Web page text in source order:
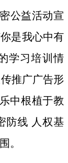
公益活动宣
是我心中有
学习培训情
推广广告形
中根植于教
防线 人权基
。